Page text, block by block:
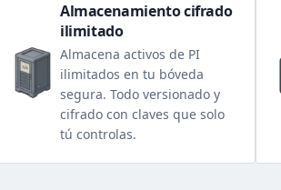
Almacenamiento cifrado
ilimitado
Almacena activos de PI
ilimitados en tu bóveda
segura. Todo versionado y
cifrado con claves que solo
tú controlas.